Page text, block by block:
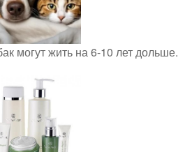
могут жить на 6-10 лет дольше.